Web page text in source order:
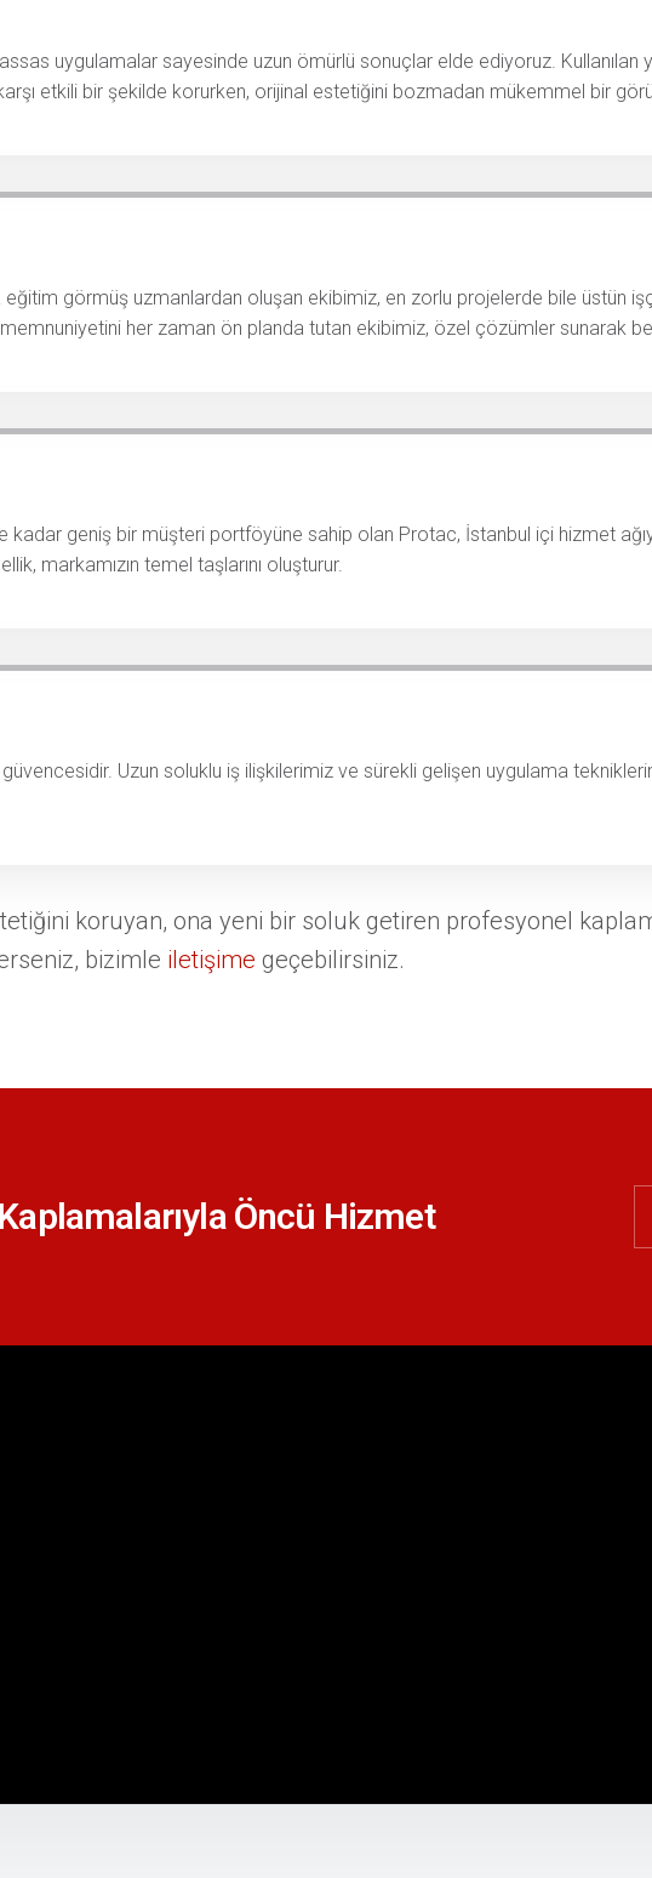
uygulamalar sayesinde uzun ömürlü sonuçlar elde ediyoruz. Kullanılan
etkili bir şekilde korurken, orijinal estetiğini bozmadan mükemmel bir
görmüş uzmanlardan oluşan ekibimiz, en zorlu projelerde bile üstün
her zaman ön planda tutan ekibimiz, özel çözümler sunarak
geniş bir müşteri portföyüne sahip olan Protac, İstanbul içi hizmet
markamızın temel taşlarını oluşturur.
Uzun soluklu iş ilişkilerimiz ve sürekli gelişen uygulama
koruyan, ona yeni bir soluk getiren profesyonel
bizimle iletişime geçebilirsiniz.
Öncü Hizmet